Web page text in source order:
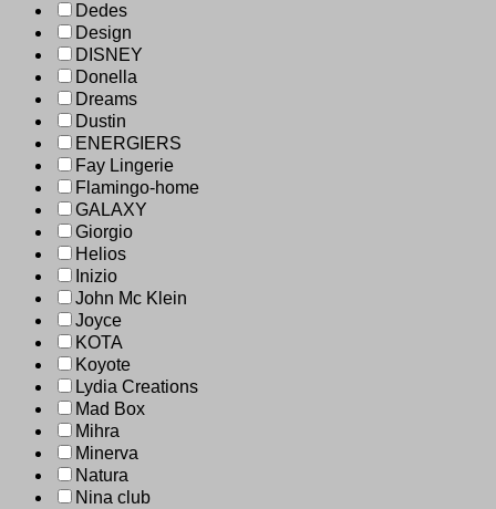
Dedes
Design
DISNEY
Donella
Dreams
Dustin
ENERGIERS
Fay Lingerie
Flamingo-home
GALAXY
Giorgio
Helios
Inizio
John Mc Klein
Joyce
KOTA
Koyote
Lydia Creations
Mad Box
Mihra
Minerva
Natura
Nina club